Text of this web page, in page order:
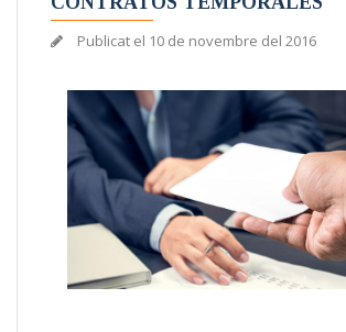
Publicat el 10 de novembre del 2016